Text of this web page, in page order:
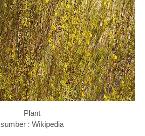
Plant
sumber : Wikipedia